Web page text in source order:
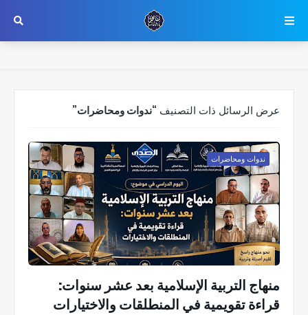
عرض الرسائل ذات التصنيف ندوات ومحاضرات
ندوات ومحاضرات
منهاج التربية الإسلامية بعد عشر سنوات:
قراءة تقويمية في المنطلقات والاختيارات